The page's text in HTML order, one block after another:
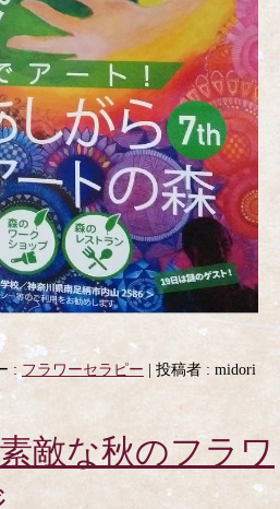
: フラワーセラピー
投稿者 : midori
敵な秋のフラワ